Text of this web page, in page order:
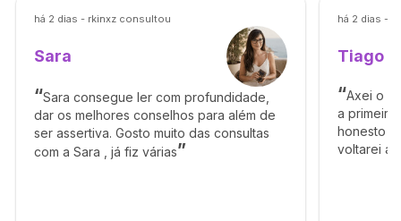
há 2 dias - rkinxz consultou
Sara
Sara consegue ler com profundidade,
dar os melhores conselhos para além de
ser assertiva. Gosto muito das consultas
com a Sara , já fiz várias
há 2 dias -
Tiago
Axei o
a
honesto e
voltarei